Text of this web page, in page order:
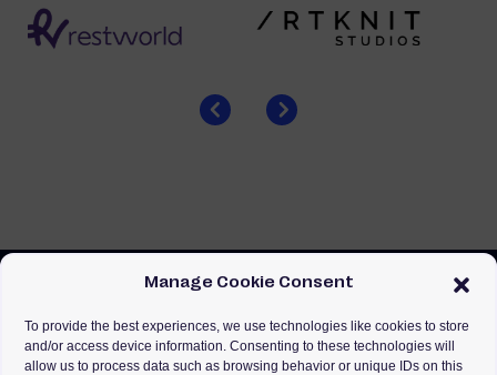
Manage Cookie Consent
To provide the best experiences, we use technologies like cookies to store
and/or access device information. Consenting to these technologies will
allow us to process data such as browsing behavior or unique IDs on this